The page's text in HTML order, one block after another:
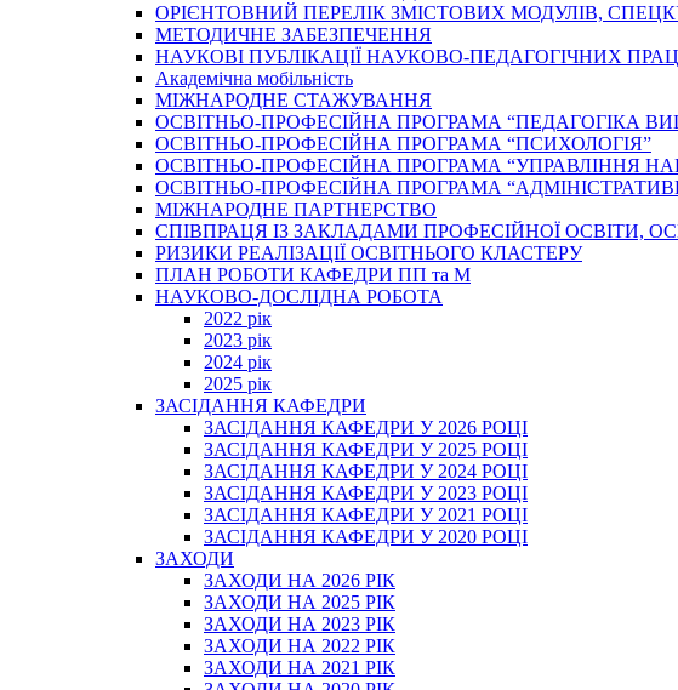
ОРІЄНТОВНИЙ ПЕРЕЛІК ЗМІСТОВИХ МОДУЛІВ,
МЕТОДИЧНЕ ЗАБЕЗПЕЧЕННЯ
НАУКОВІ ПУБЛІКАЦІЇ НАУКОВО-ПЕДАГОГІЧНИХ
Академічна мобільність
МІЖНАРОДНЕ СТАЖУВАННЯ
ОСВІТНЬО-ПРОФЕСІЙНА ПРОГРАМА “ПЕДАГОГІКА
ОСВІТНЬО-ПРОФЕСІЙНА ПРОГРАМА “ПСИХОЛОГІЯ”
ОСВІТНЬО-ПРОФЕСІЙНА ПРОГРАМА “УПРАВЛІННЯ
ОСВІТНЬО-ПРОФЕСІЙНА ПРОГРАМА
МІЖНАРОДНЕ ПАРТНЕРСТВО
СПІВПРАЦЯ ІЗ ЗАКЛАДАМИ ПРОФЕСІЙНОЇ ОСВІТИ,
РИЗИКИ РЕАЛІЗАЦІЇ ОСВІТНЬОГО КЛАСТЕРУ
ПЛАН РОБОТИ КАФЕДРИ ПП та М
НАУКОВО-ДОСЛІДНА РОБОТА
2022 рік
2023 рік
2024 рік
2025 рік
ЗАСІДАННЯ КАФЕДРИ
ЗАСІДАННЯ КАФЕДРИ У 2026 РОЦІ
ЗАСІДАННЯ КАФЕДРИ У 2025 РОЦІ
ЗАСІДАННЯ КАФЕДРИ У 2024 РОЦІ
ЗАСІДАННЯ КАФЕДРИ У 2023 РОЦІ
ЗАСІДАННЯ КАФЕДРИ У 2021 РОЦІ
ЗАСІДАННЯ КАФЕДРИ У 2020 РОЦІ
ЗАХОДИ
ЗАХОДИ НА 2026 РІК
ЗАХОДИ НА 2025 РІК
ЗАХОДИ НА 2023 РІК
ЗАХОДИ НА 2022 РІК
ЗАХОДИ НА 2021 РІК